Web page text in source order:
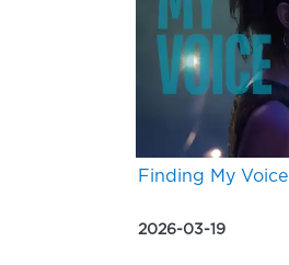
Finding My Voice
2026-03-19